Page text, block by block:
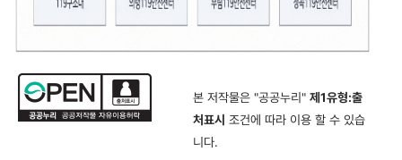
본 저작물은 "공공누리" 제1유형:출
처표시 조건에 따라 이용 할 수 있습
니다.